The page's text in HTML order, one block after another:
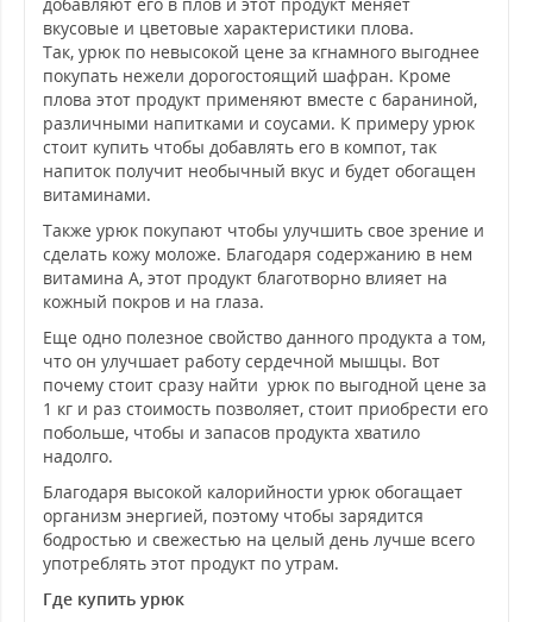
вкусовые и цветовые характеристики плова.
Так, урюк по невысокой цене за кгнамного выгоднее
покупать нежели дорогостоящий шафран. Кроме
плова этот продукт применяют вместе с бараниной,
различными напитками и соусами. К примеру урюк
стоит купить чтобы добавлять его в компот, так
напиток получит необычный вкус и будет обогащен
витаминами.
Также урюк покупают чтобы улучшить свое зрение и
сделать кожу моложе. Благодаря содержанию в нем
витамина А, этот продукт благотворно влияет на
кожный покров и на глаза.
Еще одно полезное свойство данного продукта а том,
что он улучшает работу сердечной мышцы. Вот
почему стоит сразу найти урюк по выгодной цене за
1 кг и раз стоимость позволяет, стоит приобрести его
побольше, чтобы и запасов продукта хватило
надолго.
Благодаря высокой калорийности урюк обогащает
организм энергией, поэтому чтобы зарядится
бодростью и свежестью на целый день лучше всего
употреблять этот продукт по утрам.
Где купить урюк